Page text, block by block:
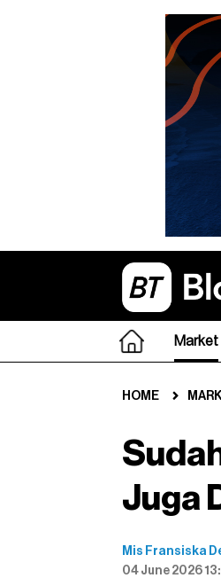
Market
HOME
Juga
Mis Fransiska
04 June 2026